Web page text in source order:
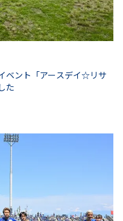
ベント「アースデイ☆リサ
た